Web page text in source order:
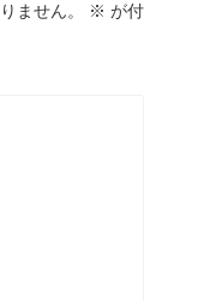
ません。 ※ が付